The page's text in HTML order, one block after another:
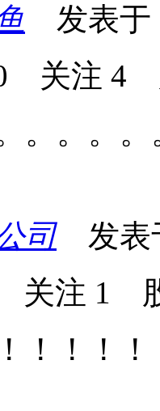
发表于
关注 4
。。。。
司发表
关注 1
！！！！